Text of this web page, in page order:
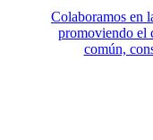
Colaboramos en
promoviendo el
común,